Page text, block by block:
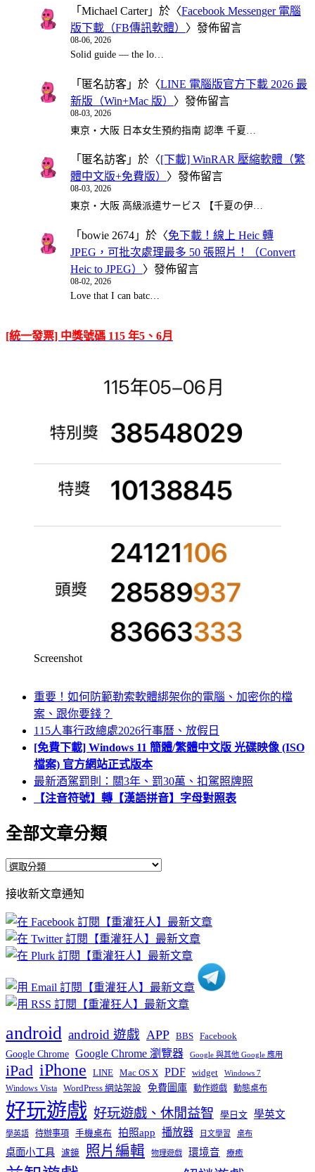
「 Michael Carter」於〈Facebook Messenger 電腦
版下載（FB傳訊軟體） 〉發佈留言
08-06, 2026
Solid guide — the lo…
「 匿名訪客 」於〈LINE 電腦版官方下載 2026 最
新版（Win+Mac 版） 〉發佈留言
08-03, 2026
東京・大阪 日本女生預約指南 認準 千夏…
「 匿名訪客 」於〈[下載] WinRAR 壓縮軟體（繁
體中文版+免費版） 〉發佈留言
08-03, 2026
東京・大阪 高級派遣サービス 【千夏の伊…
「 bowie 2674 」於〈免下載！線上 Heic 轉
JPEG，可批次處理最多 50 張照片！（Convert
Heic to JPEG） 〉發佈留言
08-02, 2026
Love that I can batc…
[統一發票] 中獎號碼 115 年5、6月
Screenshot
重要！如何防範勒索軟體綁架你的電腦、加密你的檔
案、跟你要錢？
115人事行政總處2026行事曆、放假日
[免費下載] Windows 11 簡體/繁體中文版 光碟映像 (ISO
檔案) 官方網站正式版本
最新酒駕罰則：關3年、罰30萬、扣駕照牌照
【注音符號】轉【漢語拼音】字母對照表
全部文章分類
全
文
章
分
類
接收新文章通知
android android 遊戲 APP BBS Facebook
Google Chrome Google Chrome 瀏覽器 Google 與其他 Google 應用
iPad iPhone LINE Mac OS X PDF widget Windows 7
Windows Vista WordPress 網站架設 免費圖庫 動作遊戲 動態桌布
好玩遊戲 好玩遊戲、休閒益智 學日文 學英文
學英語 待辦事項 手機桌布 拍照app 播放器 日文學習 桌布
桌面小工具 濾鏡 照片編輯 物理遊戲 環境音 療癒